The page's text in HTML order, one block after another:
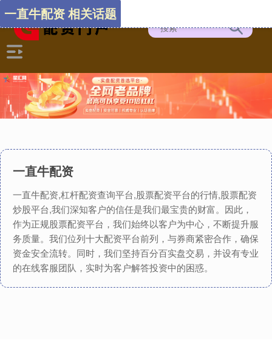
一直牛配资
一直牛配资,杠杆配资查询平台,股票配资平台的行情,股票配资
炒股平台,我们深知客户的信任是我们最宝贵的财富。因此，
作为正规股票配资平台，我们始终以客户为中心，不断提升服
务质量。我们位列十大配资平台前列，与券商紧密合作，确保
资金安全流转。同时，我们坚持百分百实盘交易，并设有专业
的在线客服团队，实时为客户解答投资中的困惑。
一直牛配资 相关话题